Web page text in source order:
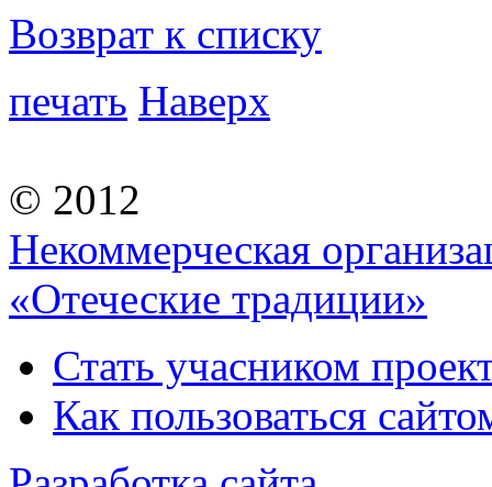
Возврат к списку
печать Наверх
© 2012
Некоммерческая
«Отеческие традиции»
Стать учасником
Как пользоваться